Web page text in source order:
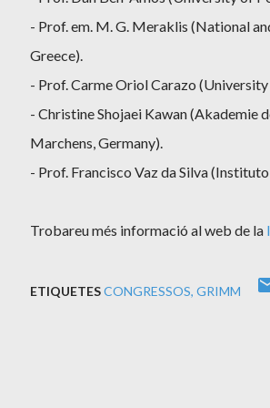
- Prof. em. M. G. Meraklis (National
Greece).
- Prof. Carme Oriol Carazo (University
- Christine Shojaei Kawan(Akademie
Marchens, Germany).
- Prof. Francisco Vaz da Silva(Instituto
Trobareu més informació al web de la
ETIQUETESCONGRESSOS GRIMM